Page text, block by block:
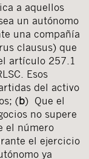
a aquellos
un autónomo
una compañía
clausus) que
artículo 257.1
Esos
del activo
(b) Que el
no supere
el número
el ejercicio
ya